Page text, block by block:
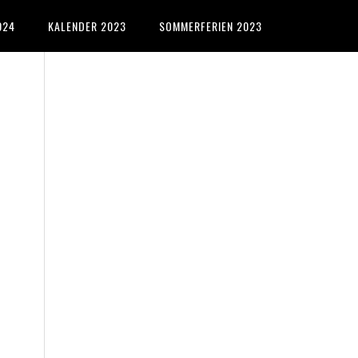
KALENDER 2023 SOMMERFERIEN 2023